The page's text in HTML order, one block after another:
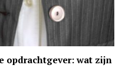
opdrachtgever: wat zijn